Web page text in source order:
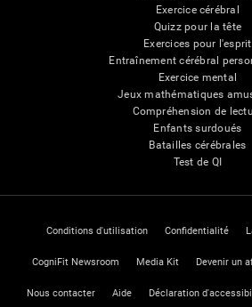
Exercice cérébral
Quizz pour la tête
Exercices pour l'esprit
Entraînement cérébral
Exercice mental
Jeux mathématiques
Compréhension de
Enfants surdoués
Batailles cérébrales
Test de QI
Conditions d'utilisation Confidentialité
CogniFit Newsroom Media Kit Devenir un
Nous contacter Aide Déclaration